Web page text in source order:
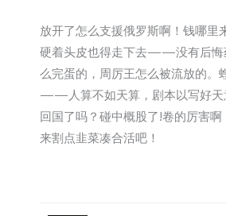
放开了怎么支援俄罗斯啊！钱哪里
硬着头皮也得走下去——没有后悔
么完蛋的，周厉王怎么被流放的。
——人算不如天算，剧本以写好天
回国了吗？碰中概股了!卷的厉害
来割点韭菜凑合活吧！